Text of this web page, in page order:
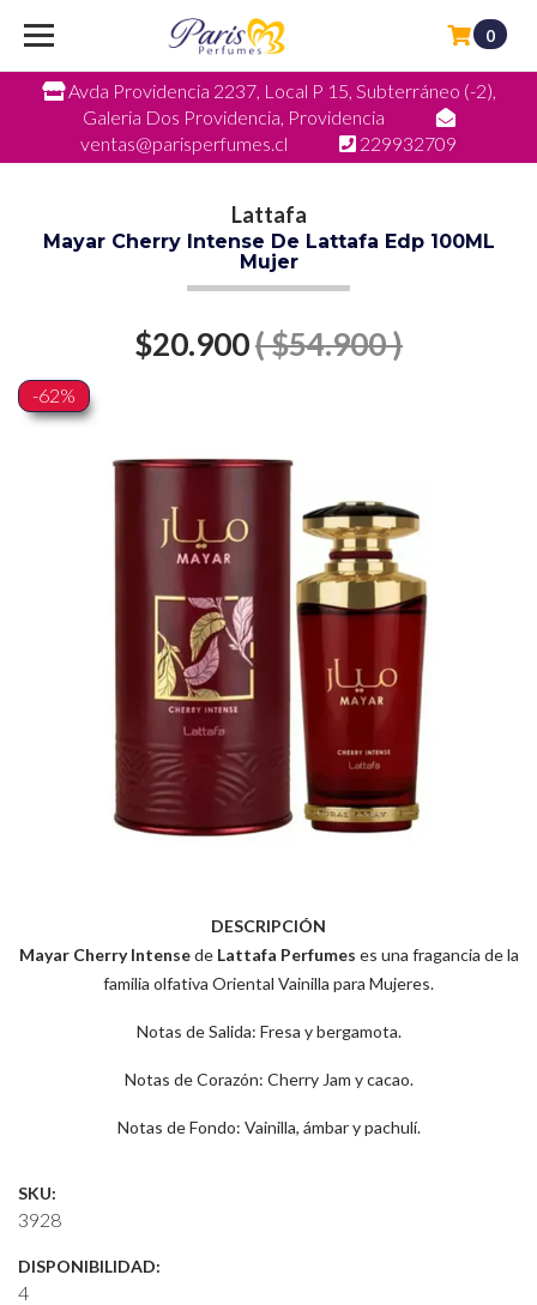
Avda Providencia 2237, Local P 15, Subterráneo (-2),
Galeria Dos Providencia, Providencia
ventas@parisperfumes.cl
229932709
0
Lattafa
Mayar Cherry Intense De Lattafa Edp 100ML
Mujer
$20.900( $54.900 )
-62%
DESCRIPCIÓN
Mayar Cherry Intensede Lattafa Perfumes es una fragancia de la
familia olfativa Oriental Vainilla para Mujeres.
Notas de Salida: Fresa y bergamota.
Notas de Corazón: Cherry Jam y cacao.
Notas de Fondo: Vainilla, ámbar y pachulí.
SKU:
3928
DISPONIBILIDAD:
4